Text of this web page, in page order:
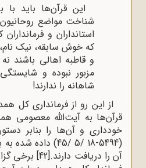
این قرآن‌ها باید
شناخت مواضع
استانداران و
که خوش سابقه، نیک
و قاطبه اهالی باشند
مزبور نبوده و
شاهانه را ندارند!
از این رو از فرمانداری کل
قرآن‌ها به آیت‌الله معصومی
خودداری و آن‌ها را بنابر
(5494-18 /5 /45)
آن را دریافت دارند.[42]
برخی